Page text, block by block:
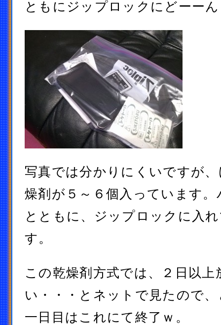
ともにジップロックにどーー
写真では分かりにくいですが
燥剤が５～６個入っています
とともに、ジップロックに入
す。
この乾燥剤方式では、２日以
い・・・とネットで見たので
一日目はこれにて終了ｗ。